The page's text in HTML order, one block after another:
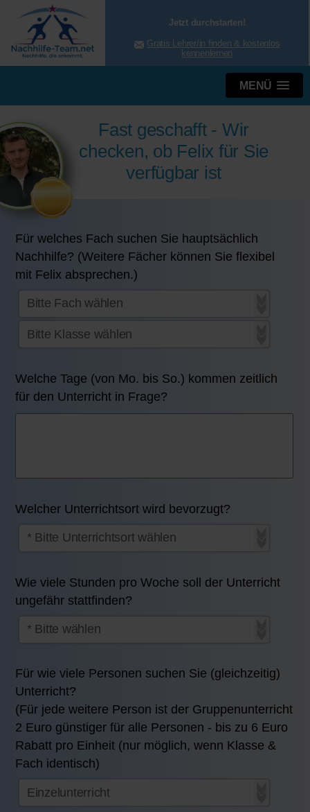
Jetzt durchstarten!
Gratis Lehrer/in finden & kostenlos
kennenlernen
MENÜ
Fast geschafft - Wir
checken, ob Felix für Sie
verfügbar ist
Für welches Fach suchen Sie hauptsächlich
Nachhilfe? (Weitere Fächer können Sie flexibel
mit Felix absprechen.)
Welche Tage (von Mo. bis So.) kommen zeitlich
für den Unterricht in Frage?
Welcher Unterrichtsort wird bevorzugt?
Wie viele Stunden pro Woche soll der Unterricht
ungefähr stattfinden?
Für wie viele Personen suchen Sie (gleichzeitig)
Unterricht?
(Für jede weitere Person ist der Gruppenunterricht
2 Euro günstiger für alle Personen - bis zu 6 Euro
Rabatt pro Einheit (nur möglich, wenn Klasse &
Fach identisch)